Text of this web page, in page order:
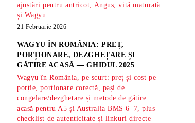
ajustări pentru antricot, Angus, vită maturată
și Wagyu.
21 Februarie 2026
WAGYU ÎN ROMÂNIA: PREȚ,
PORȚIONARE, DEZGHEȚARE ȘI
GĂTIRE ACASĂ — GHIDUL 2025
Wagyu în România, pe scurt: preț și cost pe
porție, porționare corectă, pași de
congelare/dezghețare și metode de gătire
acasă pentru A5 și Australia BMS 6–7, plus
checklist de autenticitate și linkuri directe